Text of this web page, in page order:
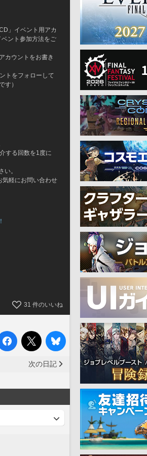
」イベント用アカ
ント参加方法をご
カウントをお書き
トをフォローして
す）
する回数を1度に
い。
軽にお問い合わせ
31 件のいいね
次の日記